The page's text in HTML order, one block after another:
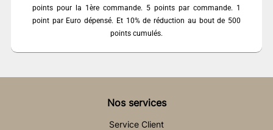
points pour la 1ère commande. 5 points par commande. 1
point par Euro dépensé. Et 10% de réduction au bout de 500
points cumulés.
Nos services
Service Client